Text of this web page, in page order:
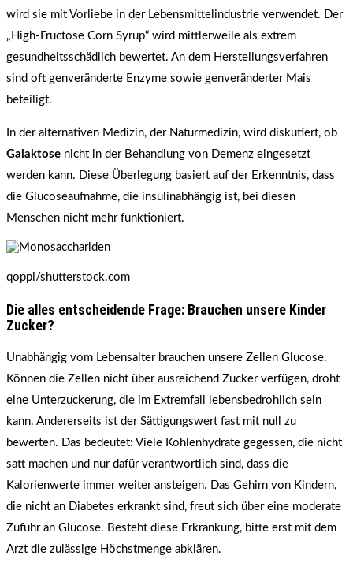
wird sie mit Vorliebe in der Lebensmittelindustrie verwendet. Der
„High-Fructose Corn Syrup“ wird mittlerweile als extrem
gesundheitsschädlich bewertet. An dem Herstellungsverfahren
sind oft genveränderte Enzyme sowie genveränderter Mais
beteiligt.
In der alternativen Medizin, der Naturmedizin, wird diskutiert, ob
Galaktose nicht in der Behandlung von Demenz eingesetzt
werden kann. Diese Überlegung basiert auf der Erkenntnis, dass
die Glucoseaufnahme, die insulinabhängig ist, bei diesen
Menschen nicht mehr funktioniert.
qoppi/shutterstock.com
Die alles entscheidende Frage: Brauchen unsere Kinder
Zucker?
Unabhängig vom Lebensalter brauchen unsere Zellen Glucose.
Können die Zellen nicht über ausreichend Zucker verfügen, droht
eine Unterzuckerung, die im Extremfall lebensbedrohlich sein
kann. Andererseits ist der Sättigungswert fast mit null zu
bewerten. Das bedeutet: Viele Kohlenhydrate gegessen, die nicht
satt machen und nur dafür verantwortlich sind, dass die
Kalorienwerte immer weiter ansteigen. Das Gehirn von Kindern,
die nicht an Diabetes erkrankt sind, freut sich über eine moderate
Zufuhr an Glucose. Besteht diese Erkrankung, bitte erst mit dem
Arzt die zulässige Höchstmenge abklären.